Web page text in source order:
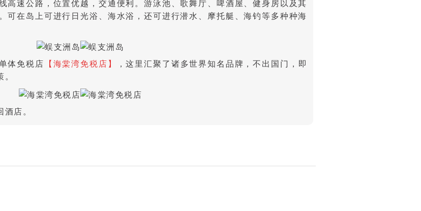
高速公路，位置优越，交通便利。游泳池、歌舞厅、啤酒屋、健身房以及其
可在岛上可进行日光浴、海水浴，还可进行潜水、摩托艇、海钓等多种种海
体免税店 【海棠湾免税店】
，这里汇聚了诸多世界知名品牌，不出国门，即
店。